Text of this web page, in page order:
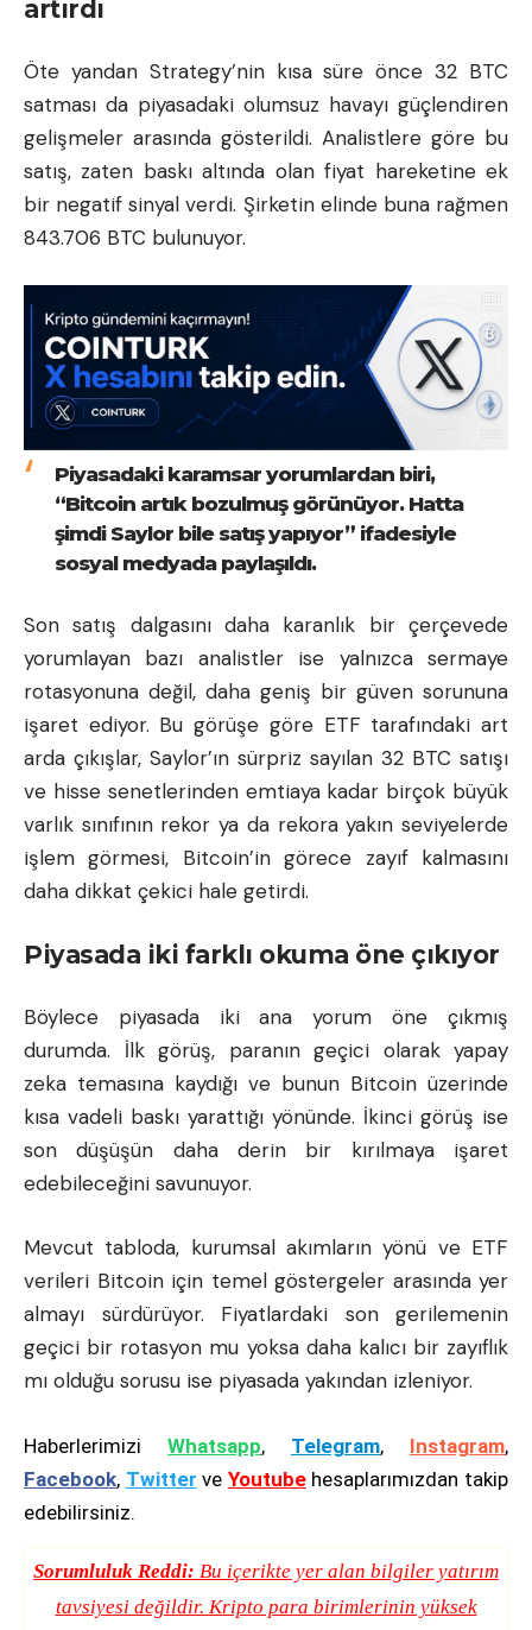
artırdı
Öte yandan Strategy’nin kısa süre önce 32 BTC
satması da piyasadaki olumsuz havayı güçlendiren
gelişmeler arasında gösterildi. Analistlere göre bu
satış, zaten baskı altında olan fiyat hareketine ek
bir negatif sinyal verdi. Şirketin elinde buna rağmen
843.706 BTC bulunuyor.
Piyasadaki karamsar yorumlardan biri,
“Bitcoin artık bozulmuş görünüyor. Hatta
şimdi Saylor bile satış yapıyor” ifadesiyle
sosyal medyada paylaşıldı.
Son satış dalgasını daha karanlık bir çerçevede
yorumlayan bazı analistler ise yalnızca sermaye
rotasyonuna değil, daha geniş bir güven sorununa
işaret ediyor. Bu görüşe göre ETF tarafındaki art
arda çıkışlar, Saylor’ın sürpriz sayılan 32 BTC satışı
ve hisse senetlerinden emtiaya kadar birçok büyük
varlık sınıfının rekor ya da rekora yakın seviyelerde
işlem görmesi, Bitcoin’in görece zayıf kalmasını
daha dikkat çekici hale getirdi.
Piyasada iki farklı okuma öne çıkıyor
Böylece piyasada iki ana yorum öne çıkmış
durumda. İlk görüş, paranın geçici olarak yapay
zeka temasına kaydığı ve bunun Bitcoin üzerinde
kısa vadeli baskı yarattığı yönünde. İkinci görüş ise
son düşüşün daha derin bir kırılmaya işaret
edebileceğini savunuyor.
Mevcut tabloda, kurumsal akımların yönü ve ETF
verileri Bitcoin için temel göstergeler arasında yer
almayı sürdürüyor. Fiyatlardaki son gerilemenin
geçici bir rotasyon mu yoksa daha kalıcı bir zayıflık
mı olduğu sorusu ise piyasada yakından izleniyor.
Haberlerimizi Whatsapp, Telegram, Instagram,
Facebook, Twitter ve Youtubehesaplarımızdan takip
edebilirsiniz.
Sorumluluk Reddi: Bu içerikte yer alan bilgiler yatırım
tavsiyesi değildir. Kripto para birimlerinin yüksek